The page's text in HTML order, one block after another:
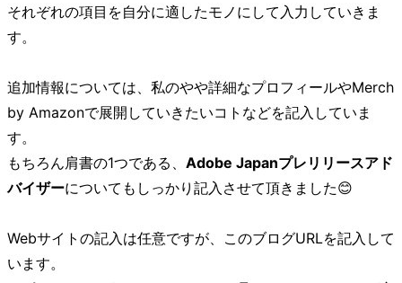
それぞれの項目を自分に適したモノにして入力していきま
す。
追加情報については、私のやや詳細なプロフィールやMerch
by Amazonで展開していきたいコトなどを記入していま
す。
もちろん肩書の1つである、 Adobe Japanプレリリースアド
バイザーについてもしっかり記入させて頂きました😊
Webサイトの記入は任意ですが、このブログURLを記入して
います。